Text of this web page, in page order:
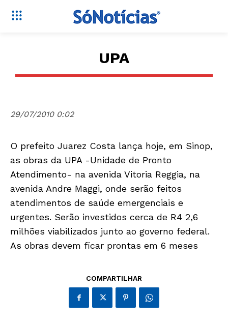
UPA
29/07/2010 0:02
O prefeito Juarez Costa lança hoje, em Sinop,
as obras da UPA -Unidade de Pronto
Atendimento- na avenida Vitoria Reggia, na
avenida Andre Maggi, onde serão feitos
atendimentos de saúde emergenciais e
urgentes. Serão investidos cerca de R4 2,6
milhões viabilizados junto ao governo federal.
As obras devem ficar prontas em 6 meses
COMPARTILHAR